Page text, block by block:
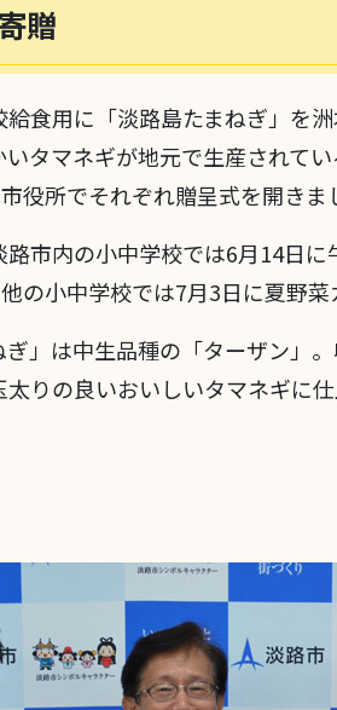
贈
給食用に「淡路島たまねぎ」を
タマネギが地元で生産されて
役所でそれぞれ贈呈式を開きま
市内の小中学校では6月14日
の小中学校では7月3日に夏野菜
」は中生品種の「ターザン」
りの良いおいしいタマネギに仕